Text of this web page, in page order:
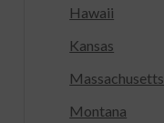
Hawaii
Kansas
Massachusetts
Montana